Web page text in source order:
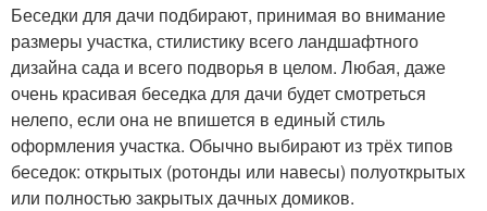
Беседки для дачи подбирают, принимая во внимание
размеры участка, стилистику всего ландшафтного
дизайна сада и всего подворья в целом. Любая, даже
очень красивая беседка для дачи будет смотреться
нелепо, если она не впишется в единый стиль
оформления участка. Обычно выбирают из трёх типов
беседок: открытых (ротонды или навесы) полуоткрытых
или полностью закрытых дачных домиков.